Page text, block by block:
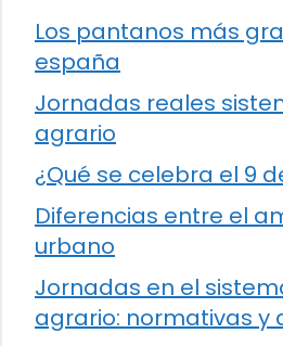
Los pantanos más
españa
Jornadas reales
agrario
¿Qué se celebra el 9
Diferencias entre el
urbano
Jornadas en el
agrario: normativas y